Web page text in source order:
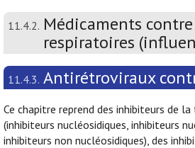
11.4.2. Médicaments
respiratoires
11.4.3. Antirétroviraux
Ce chapitre reprend des inhibiteurs de
(inhibiteurs nucléosidiques, inhibiteurs
inhibiteurs non nucléosidiques), des